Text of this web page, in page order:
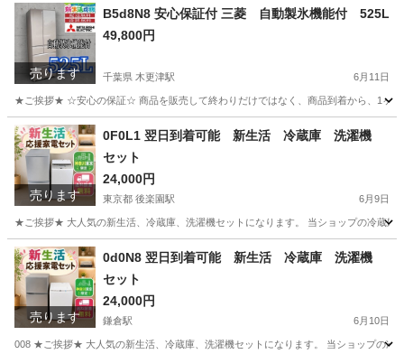
神奈川 平塚市 テレビ FUNAI
売ります
B5d8N8 安心保証付 三菱 自動製氷機能付 525L
49,800円
千葉県 木更津駅 6月11日
★ご挨拶★ ☆安心の保証☆ 商品を販売して終わりだけではなく、商品到着から、1ヶ月
千葉 木更津市 木更津駅 生活家電 ショップ
売ります
0F0L1 翌日到着可能 新生活 冷蔵庫 洗濯機
セット
24,000円
東京都 後楽園駅 6月9日
★ご挨拶★ 大人気の新生活、冷蔵庫、洗濯機セットになります。 当ショップの冷蔵庫
東京 文京区 後楽園駅 生活家電 商品
売ります
0d0N8 翌日到着可能 新生活 冷蔵庫 洗濯機
セット
24,000円
鎌倉駅 6月10日
008 ★ご挨拶★ 大人気の新生活、冷蔵庫、洗濯機セットになります。 当ショップの冷